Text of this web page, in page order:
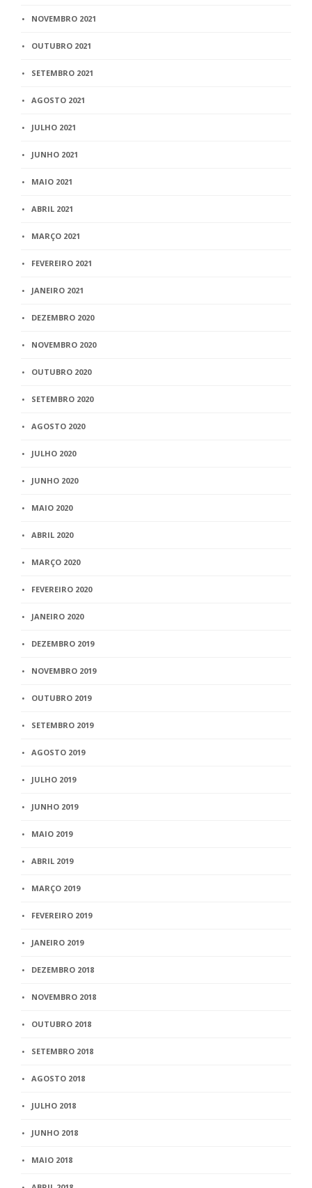
NOVEMBRO 2021
OUTUBRO 2021
SETEMBRO 2021
AGOSTO 2021
JULHO 2021
JUNHO 2021
MAIO 2021
ABRIL 2021
MARÇO 2021
FEVEREIRO 2021
JANEIRO 2021
DEZEMBRO 2020
NOVEMBRO 2020
OUTUBRO 2020
SETEMBRO 2020
AGOSTO 2020
JULHO 2020
JUNHO 2020
MAIO 2020
ABRIL 2020
MARÇO 2020
FEVEREIRO 2020
JANEIRO 2020
DEZEMBRO 2019
NOVEMBRO 2019
OUTUBRO 2019
SETEMBRO 2019
AGOSTO 2019
JULHO 2019
JUNHO 2019
MAIO 2019
ABRIL 2019
MARÇO 2019
FEVEREIRO 2019
JANEIRO 2019
DEZEMBRO 2018
NOVEMBRO 2018
OUTUBRO 2018
SETEMBRO 2018
AGOSTO 2018
JULHO 2018
JUNHO 2018
MAIO 2018